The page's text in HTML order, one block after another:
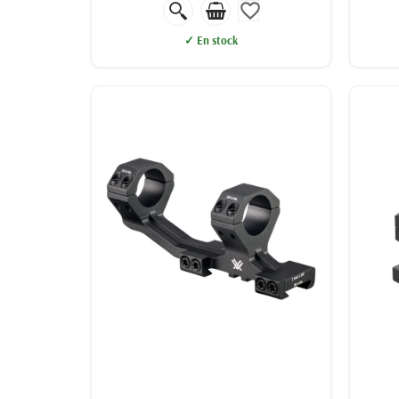
favorite_border
✓ En stock